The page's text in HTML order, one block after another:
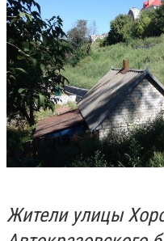
Жители улицы